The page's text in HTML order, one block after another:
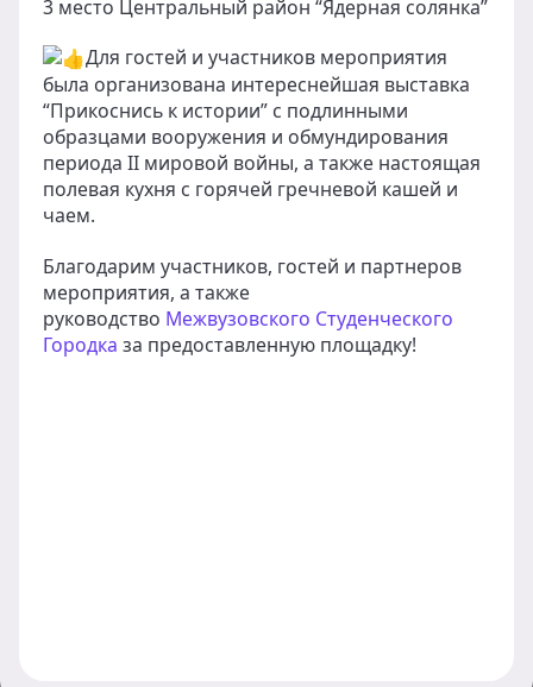
3 место Центральный район “Ядерная солянка”
Для гостей и участников мероприятия
была организована интереснейшая выставка
“Прикоснись к истории” с подлинными
образцами вооружения и обмундирования
периода II мировой войны, а также настоящая
полевая кухня с горячей гречневой кашей и
чаем.
Благодарим участников, гостей и партнеров
мероприятия, а также
руководство Межвузовского Студенческого
Городка за предоставленную площадку!